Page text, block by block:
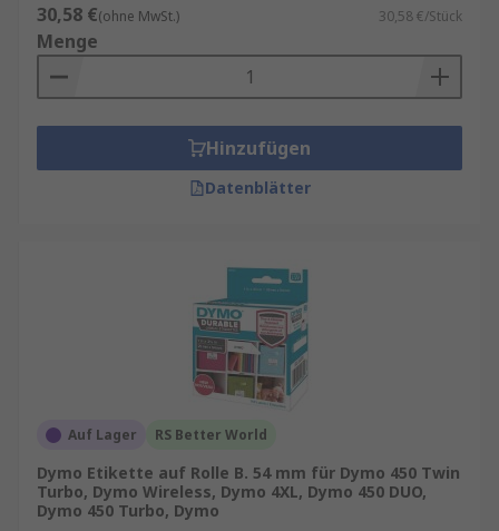
30,58 €(ohne MwSt.) 30,58 €/Stück
Menge
Hinzufügen
Datenblätter
Auf Lager RS Better World
Dymo Etikette auf Rolle B. 54 mm für Dymo 450 Twin
Turbo, Dymo Wireless, Dymo 4XL, Dymo 450 DUO,
Dymo 450 Turbo, Dymo